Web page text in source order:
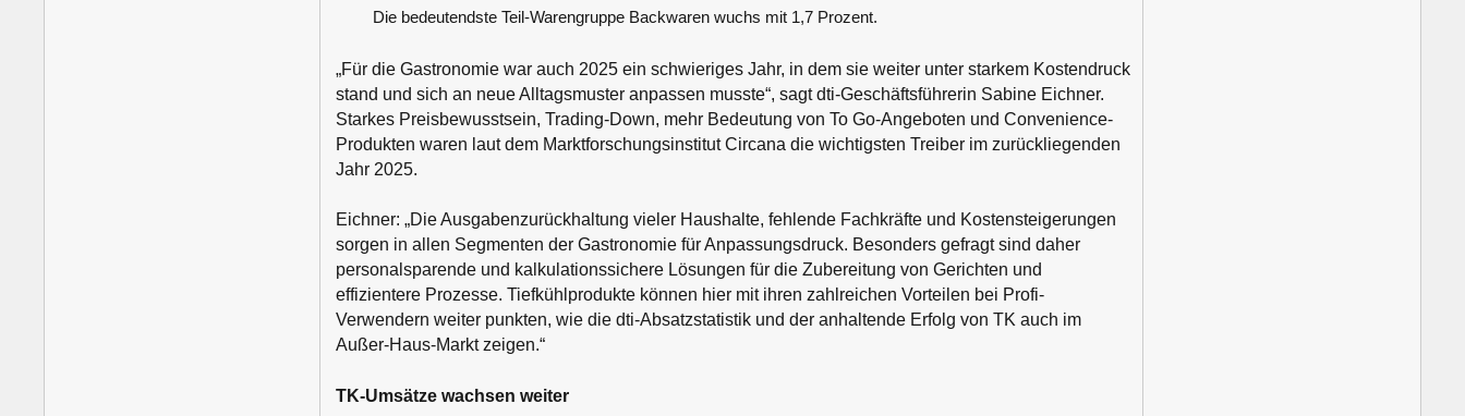
Die bedeutendste Teil-Warengruppe Backwaren wuchs mit 1,7 Prozent.
„Für die Gastronomie war auch 2025 ein schwieriges Jahr, in dem sie weiter unter starkem Kostendruck
stand und sich an neue Alltagsmuster anpassen musste“, sagt dti-Geschäftsführerin Sabine Eichner.
Starkes Preisbewusstsein, Trading-Down, mehr Bedeutung von To Go-Angeboten und Convenience-
Produkten waren laut dem Marktforschungsinstitut Circana die wichtigsten Treiber im zurückliegenden
Jahr 2025.
Eichner: „Die Ausgabenzurückhaltung vieler Haushalte, fehlende Fachkräfte und Kostensteigerungen
sorgen in allen Segmenten der Gastronomie für Anpassungsdruck. Besonders gefragt sind daher
personalsparende und kalkulationssichere Lösungen für die Zubereitung von Gerichten und
effizientere Prozesse. Tiefkühlprodukte können hier mit ihren zahlreichen Vorteilen bei Profi-
Verwendern weiter punkten, wie die dti-Absatzstatistik und der anhaltende Erfolg von TK auch im
Außer-Haus-Markt zeigen.“
TK-Umsätze wachsen weiter